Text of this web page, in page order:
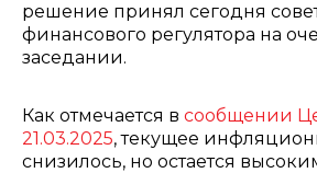
решение принял сегодня
финансового регулятора на
заседании.
Как отмечается в сообщении
21.03.2025, текущее
снизилось, но остается